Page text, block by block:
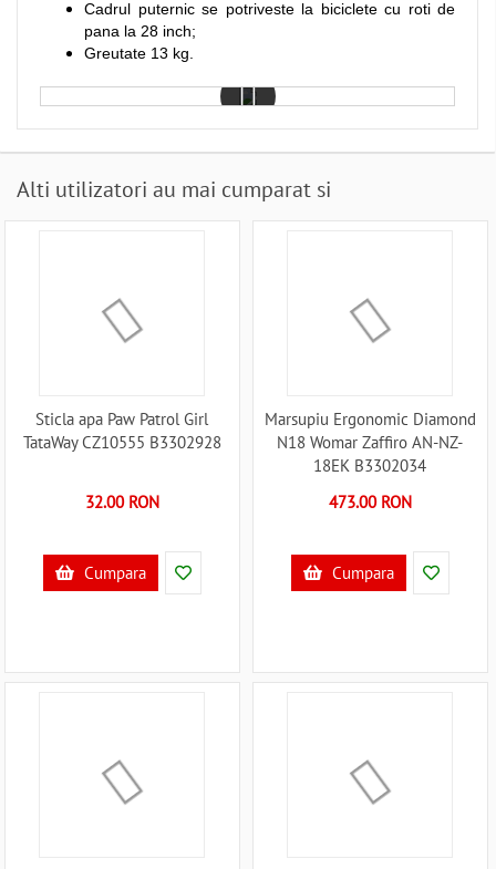
Cadrul puternic se potriveste la biciclete cu roti de
pana la 28 inch;
Greutate 13 kg.
Alti utilizatori au mai cumparat si
Sticla apa Paw Patrol Girl
TataWay CZ10555 B3302928
32.00 RON
Cumpara
Marsupiu Ergonomic Diamond
N18 Womar Zaffiro AN-NZ-
18EK B3302034
473.00 RON
Cumpara